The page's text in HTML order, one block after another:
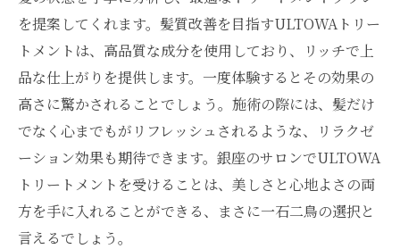
銀座での毎日を輝かせるULTOWAトリート
メント
自己表現を広げるULTOWAトリートメント
の活用法
日常に取り入れるULTOWAトリートメント
のすすめ
ULTOWAトリートメントで銀座ライフを楽
しむ方法
を提案してくれます。髪質改善を目指すULTOWAトリー
トメントは、高品質な成分を使用しており、リッチで上
品な仕上がりを提供します。一度体験するとその効果の
高さに驚かされることでしょう。施術の際には、髪だけ
でなく心までもがリフレッシュされるような、リラクゼ
ーション効果も期待できます。銀座のサロンでULTOWA
トリートメントを受けることは、美しさと心地よさの両
方を手に入れることができる、まさに一石二鳥の選択と
言えるでしょう。